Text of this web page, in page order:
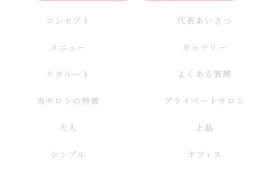
コンセプト 代表あいさつ
メニュー ギャラリー
リクルート よくある質問
当サロンの特徴 プライベートサロン
大人 上品
シンプル オフィス